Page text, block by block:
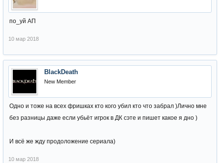
по_уй АП
10 мар 2018
BlackDeath
New Member
Одно и тоже на всех фришках кто кого убил кто что забрал )Лично мне
без разницы даже если убьёт игрок в ДК сэте и пишет какое я дно )
И всё же жду продоложение сериала)
10 мар 2018